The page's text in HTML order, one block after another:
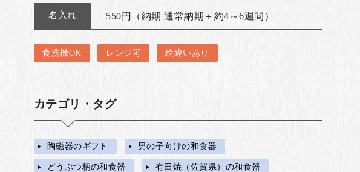
名入れ 550円（納期 通常納期＋約4～6週間）
食洗機OK レンジ可 絵違いあり
カテゴリ・タグ
陶磁器のギフト 男の子向けの和食器
どうぶつ柄の和食器 有田焼（佐賀県）の和食器